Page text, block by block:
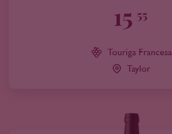
15 55
Touriga Francesa
Taylor